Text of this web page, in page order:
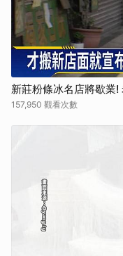
新莊粉條冰名店將歇業
157,950 觀看次數